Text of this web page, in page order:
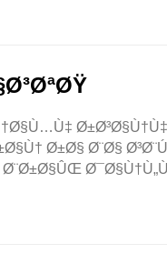
Ø±Ø§ Ø¨Ø§